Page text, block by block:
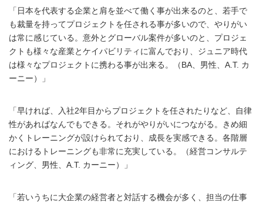
「日本を代表する企業と肩を並べて働く事が出来るのと、若手で
も裁量を持ってプロジェクトを任される事が多いので、やりがい
は常に感じている。意外とグローバル案件が多いのと、プロジェ
クトも様々な産業とケイパビリティに富んでおり、ジュニア時代
は様々なプロジェクトに携わる事が出来る。（BA、男性、A.T. カ
ーニー）」
「早ければ、入社2年目からプロジェクトを任されたりなど、自律
性があればなんでもできる。それがやりがいにつながる。きめ細
かくトレーニングが設けられており、成長を実感できる。各階層
におけるトレーニングも非常に充実している。（経営コンサルテ
ィング、男性、A.T. カーニー）」
「若いうちに大企業の経営者と対話する機会が多く、担当の仕事